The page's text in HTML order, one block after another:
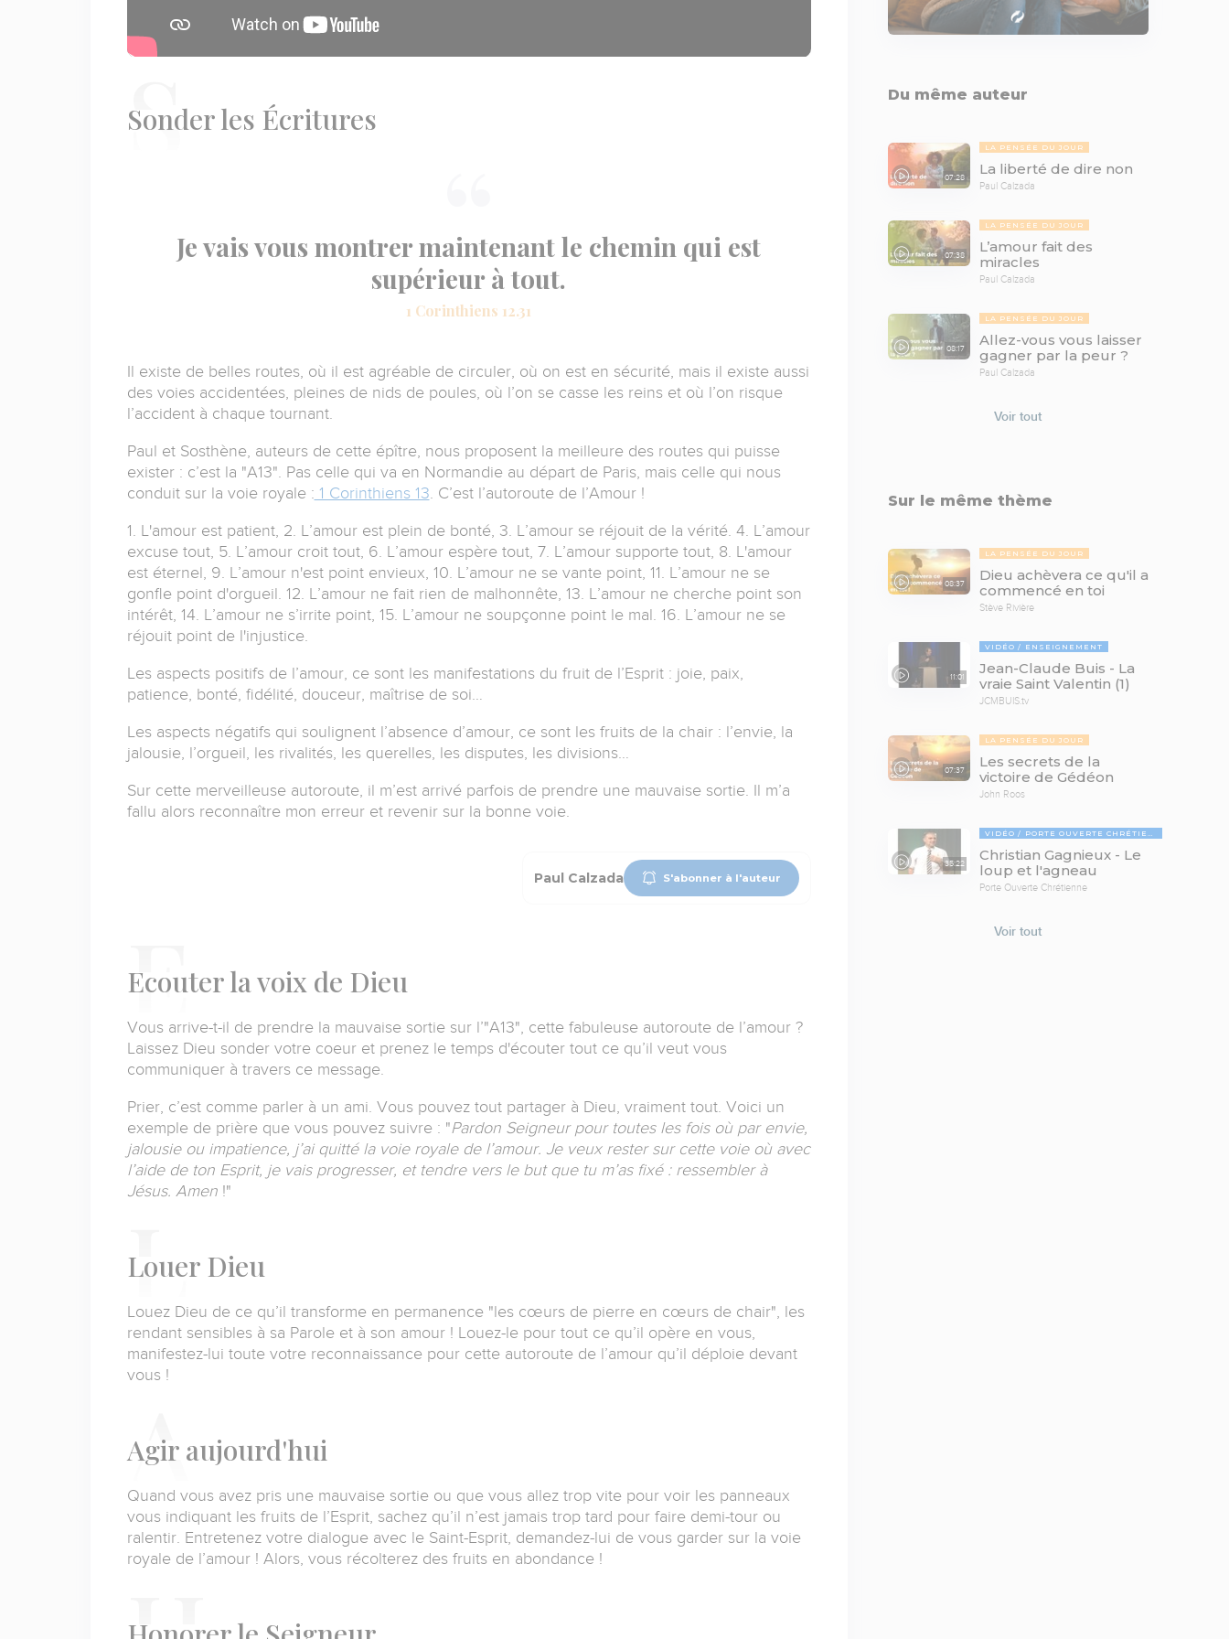
Sonder les Écritures
Je vais vous montrer maintenant le chemin qui est
supérieur à tout.
1 Corinthiens 12.31
Il existe de belles routes, où il est agréable de circuler, où on est en sécurité, mais il existe aussi
des voies accidentées, pleines de nids de poules, où l’on se casse les reins et où l’on risque
l’accident à chaque tournant.
Paul et Sosthène, auteurs de cette épître, nous proposent la meilleure des routes qui puisse
exister : c’est la "A13". Pas celle qui va en Normandie au départ de Paris, mais celle qui nous
conduit sur la voie royale : 1 Corinthiens 13. C’est l’autoroute de l’Amour !
1. L'amour est patient, 2. L’amour est plein de bonté, 3. L’amour se réjouit de la vérité. 4. L’amour
excuse tout, 5. L’amour croit tout, 6. L’amour espère tout, 7. L’amour supporte tout, 8. L'amour
est éternel, 9. L’amour n'est point envieux, 10. L’amour ne se vante point, 11. L’amour ne se
gonfle point d'orgueil. 12. L’amour ne fait rien de malhonnête, 13. L’amour ne cherche point son
intérêt, 14. L’amour ne s’irrite point, 15. L’amour ne soupçonne point le mal. 16. L’amour ne se
réjouit point de l'injustice.
Les aspects positifs de l’amour, ce sont les manifestations du fruit de l’Esprit : joie, paix,
patience, bonté, fidélité, douceur, maîtrise de soi…
Les aspects négatifs qui soulignent l’absence d’amour, ce sont les fruits de la chair : l’envie, la
jalousie, l’orgueil, les rivalités, les querelles, les disputes, les divisions…
Sur cette merveilleuse autoroute, il m’est arrivé parfois de prendre une mauvaise sortie. Il m’a
fallu alors reconnaître mon erreur et revenir sur la bonne voie.
Paul Calzada S'abonner à l'auteur
Ecouter la voix de Dieu
Vous arrive-t-il de prendre la mauvaise sortie sur l’"A13", cette fabuleuse autoroute de l’amour ?
Laissez Dieu sonder votre coeur et prenez le temps d'écouter tout ce qu’il veut vous
communiquer à travers ce message.
Prier, c’est comme parler à un ami. Vous pouvez tout partager à Dieu, vraiment tout. Voici un
exemple de prière que vous pouvez suivre : "Pardon Seigneur pour toutes les fois où par envie,
jalousie ou impatience, j’ai quitté la voie royale de l’amour. Je veux rester sur cette voie où avec
l’aide de ton Esprit, je vais progresser, et tendre vers le but que tu m’as fixé : ressembler à
Jésus. Amen!"
Louer Dieu
Louez Dieu de ce qu’il transforme en permanence "les cœurs de pierre en cœurs de chair", les
rendant sensibles à sa Parole et à son amour ! Louez-le pour tout ce qu’il opère en vous,
manifestez-lui toute votre reconnaissance pour cette autoroute de l’amour qu’il déploie devant
vous !
Agir aujourd'hui
Quand vous avez pris une mauvaise sortie ou que vous allez trop vite pour voir les panneaux
vous indiquant les fruits de l’Esprit, sachez qu’il n’est jamais trop tard pour faire demi-tour ou
ralentir. Entretenez votre dialogue avec le Saint-Esprit, demandez-lui de vous garder sur la voie
royale de l’amour ! Alors, vous récolterez des fruits en abondance !
Du même auteur
07:28
LA PENSÉE DU JOUR
La liberté de dire non
Paul Calzada
07:38
LA PENSÉE DU JOUR
L’amour fait des
miracles
Paul Calzada
08:17
LA PENSÉE DU JOUR
Allez-vous vous laisser
gagner par la peur ?
Paul Calzada
Voir tout
Sur le même thème
08:37
LA PENSÉE DU JOUR
Dieu achèvera ce qu'il a
commencé en toi
Stève Rivière
11:01
VIDÉO ENSEIGNEMENT
Jean-Claude Buis - La
vraie Saint Valentin (1)
JCMBUIS.tv
07:37
LA PENSÉE DU JOUR
Les secrets de la
victoire de Gédéon
John Roos
35:22
VIDÉO PORTE OUVERTE CHRÉTIENNE
Christian Gagnieux - Le
loup et l'agneau
Porte Ouverte Chrétienne
Voir tout